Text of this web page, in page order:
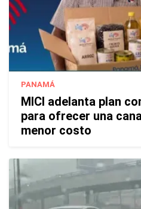
PANAMÁ
MICI adelanta plan
para ofrecer una
menor costo